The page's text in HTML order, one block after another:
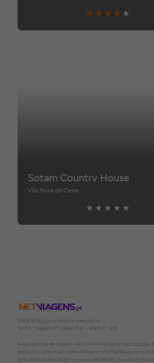
Sotam Country House
Vila Nova do Ceira
2026 © Todos os direitos reservados:
RASO, Viagens e Turismo S.A. – RNAVT 1819
A tua agência de viagens NETVIAGENS tem a preocupação
perto de ti, para maior comodidade e total facilidade na
tens ainda ao teu dispor o nosso call center a funcionar